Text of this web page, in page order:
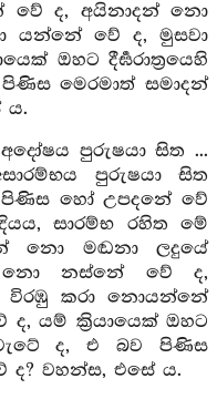
ද, අයිනාදන් නො
යන්නේ වේ ද, මුසවා
ඔහට දීර්‍ඝරාත්‍රයෙහි
මෙරමාත් සමාදන්
ය.
පුරුෂයා සිත ...
පුරුෂයා සිත
හෝ උපදනේ වේ
සාරම්භ රහිත මේ
නො මඬනා ලදුයේ
නො නස්නේ වේ ද,
කරා නොයන්නේ
යම් ක්‍රියායෙක් ඔහට
වැටේ ද, එ බව පිණිස
ද? වහන්ස, එසේ ය.